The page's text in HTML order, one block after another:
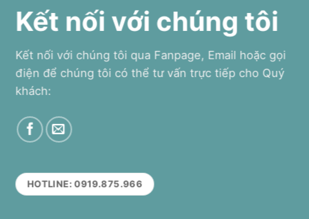
Kết nối với chúng tôi
Kết nối với chúng tôi qua Fanpage, Email hoặc gọi
điện để chúng tôi có thể tư vấn trực tiếp cho Quý
khách:
HOTLINE: 0919.875.966